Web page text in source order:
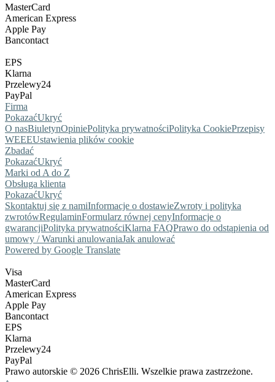
MasterCard
American Express
Apple Pay
Bancontact
EPS
Klarna
Przelewy24
PayPal
Firma
PokazaćUkryć
O nasBiuletynOpiniePolityka prywatnościPolityka CookiePrzepisy
WEEEUstawienia plików cookie
Zbadać
PokazaćUkryć
Marki od A do Z
Obsługa klienta
PokazaćUkryć
Skontaktuj się z namiInformacje o dostawieZwroty i polityka
zwrotówRegulaminFormularz równej cenyInformacje o
gwarancjiPolityka prywatnościKlarna FAQPrawo do odstąpienia od
umowy / Warunki anulowaniaJak anulować
Powered by Google Translate
Visa
MasterCard
American Express
Apple Pay
Bancontact
EPS
Klarna
Przelewy24
PayPal
Prawo autorskie © 2026 ChrisElli. Wszelkie prawa zastrzeżone.